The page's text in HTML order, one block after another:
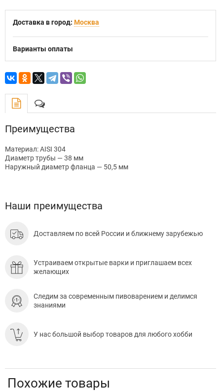
Доставка в город: Москва
Варианты оплаты
Преимущества
Материал: AISI 304
Диаметр трубы — 38 мм
Наружный диаметр фланца — 50,5 мм
Наши преимущества
Доставляем по всей России и ближнему зарубежью
Устраиваем открытые варки и приглашаем всех
желающих
Следим за современным пивоварением и делимся
знаниями
У нас большой выбор товаров для любого хобби
Похожие товары